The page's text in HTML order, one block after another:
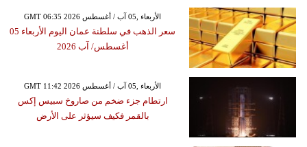
GMT 06:35 2026 الأربعاء ,05 آب / أغسطس
سعر الذهب في سلطنة عمان اليوم الأربعاء 05
أغسطس/ آب 2026
GMT 11:42 2026 الأربعاء ,05 آب / أغسطس
ارتطام جزء ضخم من صاروخ سبيس إكس
بالقمر فكيف سيؤثر على الأرض